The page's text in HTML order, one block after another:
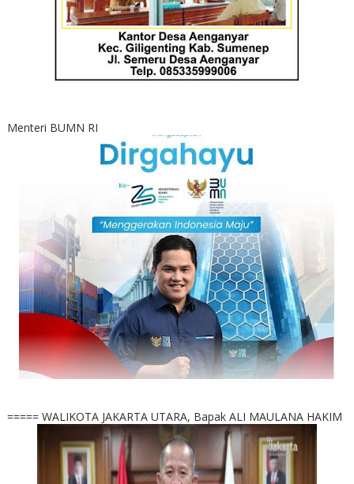
Menteri BUMN RI
===== WALIKOTA JAKARTA UTARA, Bapak ALI MAULANA HAKIM